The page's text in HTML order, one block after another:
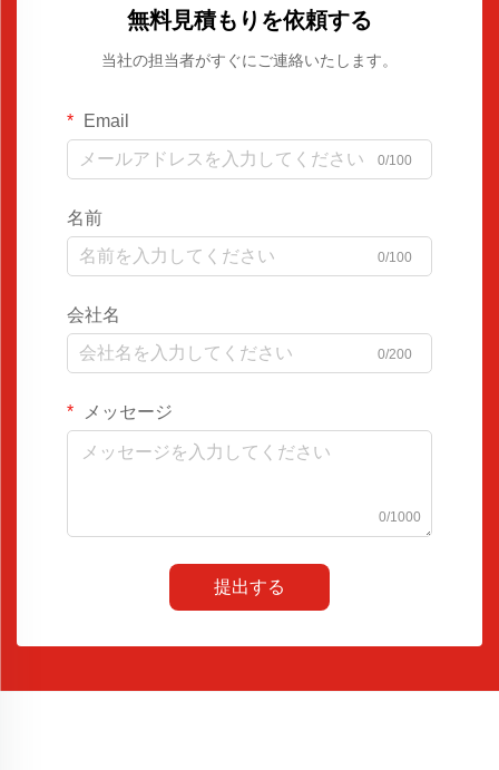
無料見積もりを依頼する
当社の担当者がすぐにご連絡いたします。
Email
0/100
名前
0/100
会社名
0/200
メッセージ
0/1000
提出する